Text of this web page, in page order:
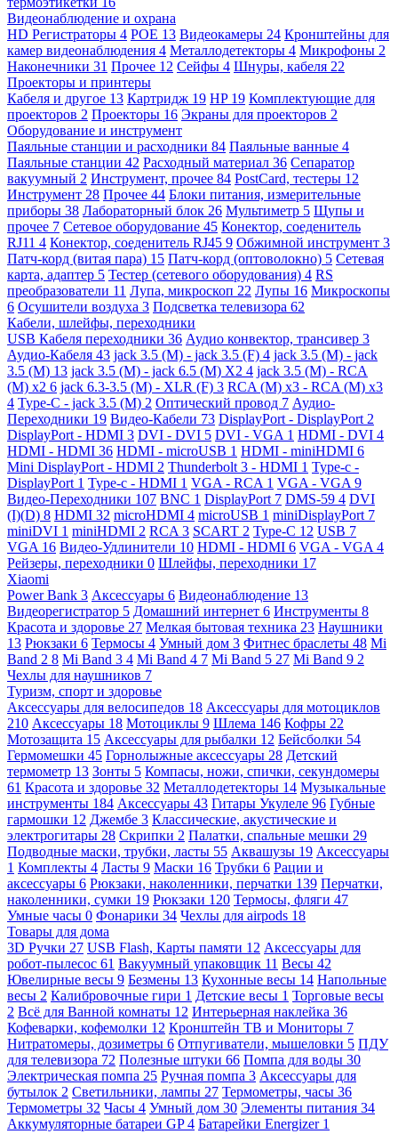
Видеонаблюдение и охрана
HD Регистраторы 4 POE 13 Видеокамеры 24 Кронштейны для
камер видеонаблюдения 4 Металлодетекторы 4 Микрофоны 2
Наконечники 31 Прочее 12 Сейфы 4 Шнуры, кабеля 22
Проекторы и принтеры
Кабеля и другое 13 Картридж 19 HP 19 Комплектующие для
проекторов 2 Проекторы 16 Экраны для проекторов 2
Оборудование и инструмент
Паяльные станции и расходники 84 Паяльные ванные 4
Паяльные станции 42 Расходный материал 36 Сепаратор
вакуумный 2 Инструмент, прочее 84 PostCard, тестеры 12
Инструмент 28 Прочее 44 Блоки питания, измерительные
приборы 38 Лабораторный блок 26 Мультиметр 5 Щупы и
прочее 7 Сетевое оборудование 45 Конектор, соеденитель
RJ11 4 Конектор, соеденитель RJ45 9 Обжимной инструмент 3
Патч-корд (витая пара) 15 Патч-корд (оптоволокно) 5 Сетевая
карта, адаптер 5 Тестер (сетевого оборудования) 4 RS
преобразователи 11 Лупа, микроскоп 22 Лупы 16 Микроскопы
6 Осушители воздуха 3 Подсветка телевизора 62
Кабели, шлейфы, переходники
USB Кабеля переходники 36 Аудио конвектор, трансивер 3
Аудио-Кабеля 43 jack 3.5 (M) - jack 3.5 (F) 4 jack 3.5 (M) - jack
3.5 (M) 13 jack 3.5 (M) - jack 6.5 (M) X2 4 jack 3.5 (M) - RCA
(M) x2 6 jack 6.3-3.5 (M) - XLR (F) 3 RCA (M) x3 - RCA (M) x3
4 Type-C - jack 3.5 (M) 2 Оптический провод 7 Аудио-
Переходники 19 Видео-Кабели 73 DisplayPort - DisplayPort 2
DisplayPort - HDMI 3 DVI - DVI 5 DVI - VGA 1 HDMI - DVI 4
HDMI - HDMI 36 HDMI - microUSB 1 HDMI - miniHDMI 6
Mini DisplayPort - HDMI 2 Thunderbolt 3 - HDMI 1 Type-c -
DisplayPort 1 Type-c - HDMI 1 VGA - RCA 1 VGA - VGA 9
Видео-Переходники 107 BNC 1 DisplayPort 7 DMS-59 4 DVI
(I)(D) 8 HDMI 32 microHDMI 4 microUSB 1 miniDisplayPort 7
miniDVI 1 miniHDMI 2 RCA 3 SCART 2 Type-C 12 USB 7
VGA 16 Видео-Удлинители 10 HDMI - HDMI 6 VGA - VGA 4
Рейзеры, переходники 0 Шлейфы, переходники 17
Xiaomi
Power Bank 3 Аксессуары 6 Видеонаблюдение 13
Видеорегистратор 5 Домашний интернет 6 Инструменты 8
Красота и здоровье 27 Мелкая бытовая техника 23 Наушники
13 Рюкзаки 6 Термосы 4 Умный дом 3 Фитнес браслеты 48 Mi
Band 2 8 Mi Band 3 4 Mi Band 4 7 Mi Band 5 27 Mi Band 9 2
Чехлы для наушников 7
Туризм, спорт и здоровье
Аксессуары для велосипедов 18 Аксессуары для мотоциклов
210 Аксессуары 18 Мотоциклы 9 Шлема 146 Кофры 22
Мотозащита 15 Аксессуары для рыбалки 12 Бейсболки 54
Гермомешки 45 Горнолыжные аксессуары 28 Детский
термометр 13 Зонты 5 Компасы, ножи, спички, секундомеры
61 Красота и здоровье 32 Металлодетекторы 14 Музыкальные
инструменты 184 Аксессуары 43 Гитары Укулеле 96 Губные
гармошки 12 Джембе 3 Классические, акустические и
электрогитары 28 Скрипки 2 Палатки, спальные мешки 29
Подводные маски, трубки, ласты 55 Аквашузы 19 Аксессуары
1 Комплекты 4 Ласты 9 Маски 16 Трубки 6 Рации и
аксессуары 6 Рюкзаки, наколенники, перчатки 139 Перчатки,
наколенники, сумки 19 Рюкзаки 120 Термосы, фляги 47
Умные часы 0 Фонарики 34 Чехлы для airpods 18
Товары для дома
3D Ручки 27 USB Flash, Карты памяти 12 Аксессуары для
робот-пылесос 61 Вакуумный упаковщик 11 Весы 42
Ювелирные весы 9 Безмены 13 Кухонные весы 14 Напольные
весы 2 Калибровочные гири 1 Детские весы 1 Торговые весы
2 Всё для Ванной комнаты 12 Интерьерная наклейка 36
Кофеварки, кофемолки 12 Кронштейн ТВ и Мониторы 7
Нитратомеры, дозиметры 6 Отпугиватели, мышеловки 5 ПДУ
для телевизора 72 Полезные штуки 66 Помпа для воды 30
Электрическая помпа 25 Ручная помпа 3 Аксессуары для
бутылок 2 Светильники, лампы 27 Термометры, часы 36
Термометры 32 Часы 4 Умный дом 30 Элементы питания 34
Аккумуляторные батареи GP4 Батарейки Energizer 1